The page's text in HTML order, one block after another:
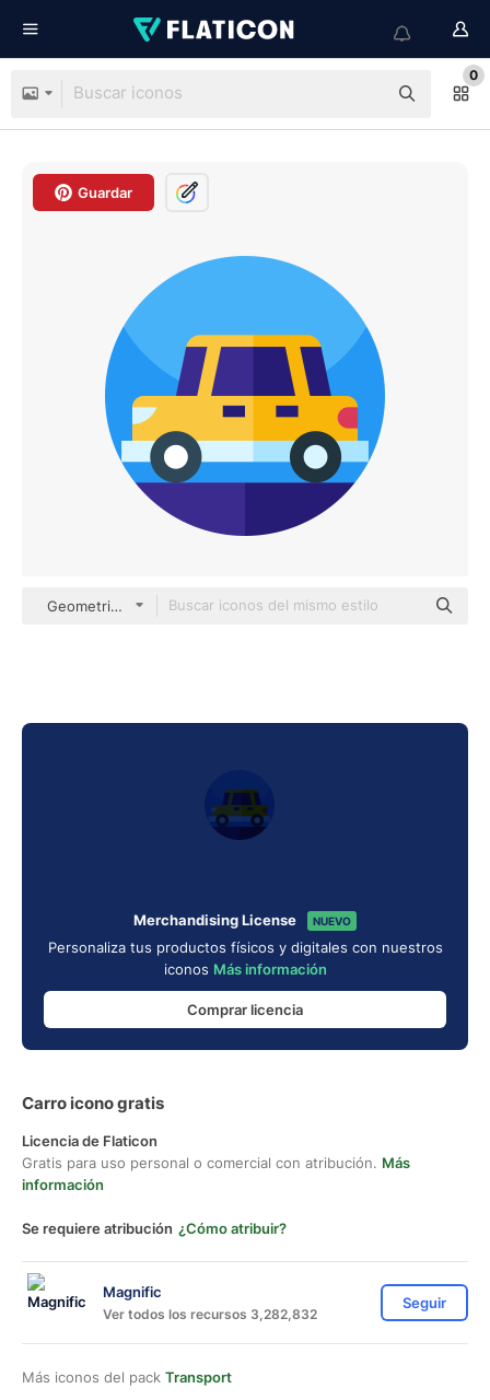
0
Guardar
Geometric Flat Circular Flat
Merchandising License NUEVO
Personaliza tus productos físicos y digitales con nuestros
iconos Más información
Comprar licencia
Carro icono gratis
Licencia de Flaticon
Gratis para uso personal o comercial con atribución. Más
información
Se requiere atribución ¿Cómo atribuir?
Magnific
Ver todos los recursos 3,282,832
Seguir
Más iconos del pack Transport